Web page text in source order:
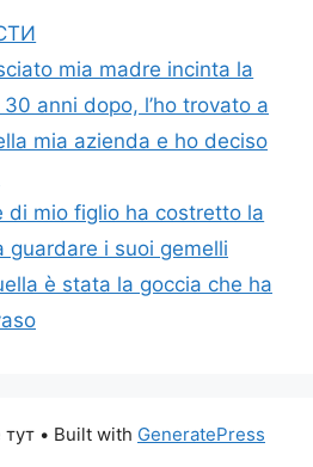
mia madre incinta la
anni dopo, l’ho trovato a
mia azienda e ho deciso
di mio figlio ha costretto la
guardare i suoi gemelli
è stata la goccia che ha
• Built with GeneratePress